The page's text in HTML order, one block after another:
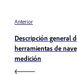
Anterior
Descripción general
herramientas de
medición